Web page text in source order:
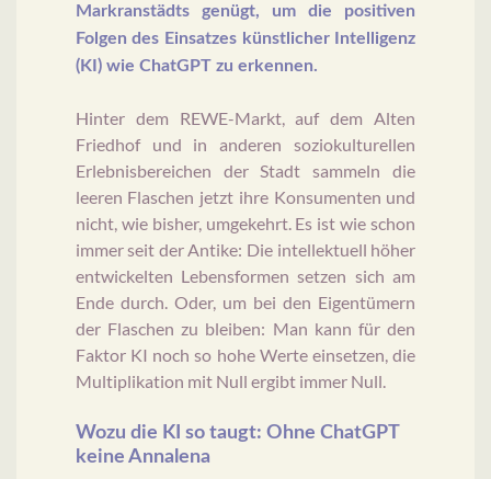
Markranstädts genügt, um die positiven
Folgen des Einsatzes künstlicher Intelligenz
(KI) wie ChatGPT zu erkennen.
Hinter dem REWE-Markt, auf dem Alten
Friedhof und in anderen soziokulturellen
Erlebnisbereichen der Stadt sammeln die
leeren Flaschen jetzt ihre Konsumenten und
nicht, wie bisher, umgekehrt. Es ist wie schon
immer seit der Antike: Die intellektuell höher
entwickelten Lebensformen setzen sich am
Ende durch. Oder, um bei den Eigentümern
der Flaschen zu bleiben: Man kann für den
Faktor KI noch so hohe Werte einsetzen, die
Multiplikation mit Null ergibt immer Null.
Wozu die KI so taugt: Ohne ChatGPT
keine Annalena